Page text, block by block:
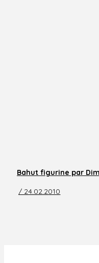
Bahut figurine par
/ 24.02.2010